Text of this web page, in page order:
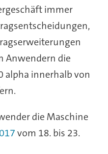
immer
Anwendern die
alpha innerhalb von
die Maschine
vom 18. bis 23.